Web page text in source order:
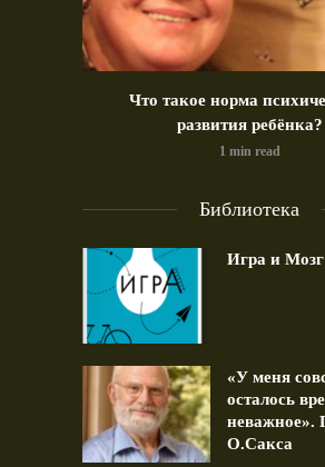
Что такое норма
развития ребёнка?
1 min read
Библиотека
Игра и Мозг
«У меня
осталось
неважное».
О.Сакса